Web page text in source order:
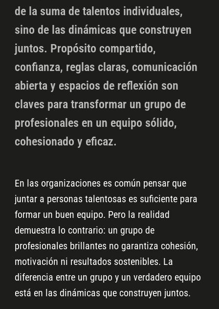
de la suma de talentos individuales,
sino de las dinámicas que construyen
juntos. Propósito compartido,
confianza, reglas claras, comunicación
abierta y espacios de reflexión son
claves para transformar un grupo de
profesionales en un equipo sólido,
cohesionado y eficaz.
En las organizaciones es común pensar que
juntar a personas talentosas es suficiente para
formar un buen equipo. Pero la realidad
demuestra lo contrario: un grupo de
profesionales brillantes no garantiza cohesión,
motivación ni resultados sostenibles. La
diferencia entre un grupo y un verdadero equipo
está en las dinámicas que construyen juntos.